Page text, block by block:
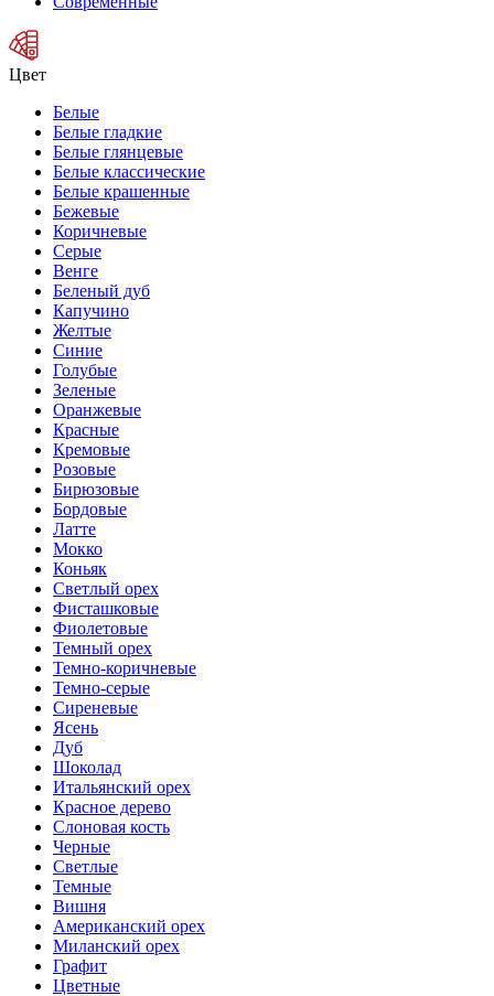
Цвет
Белые
Белые гладкие
Белые глянцевые
Белые классические
Белые крашенные
Бежевые
Коричневые
Серые
Венге
Беленый дуб
Капучино
Желтые
Синие
Голубые
Зеленые
Оранжевые
Красные
Кремовые
Розовые
Бирюзовые
Бордовые
Латте
Мокко
Коньяк
Светлый орех
Фисташковые
Фиолетовые
Темный орех
Темно-коричневые
Темно-серые
Сиреневые
Ясень
Дуб
Шоколад
Итальянский орех
Красное дерево
Слоновая кость
Черные
Светлые
Темные
Вишня
Американский орех
Миланский орех
Графит
Цветные